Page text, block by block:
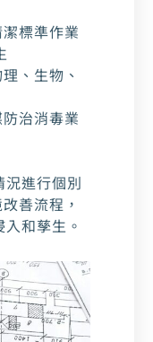
標準作業
、生物、
治消毒業
進行個別
善流程，
和孳生。